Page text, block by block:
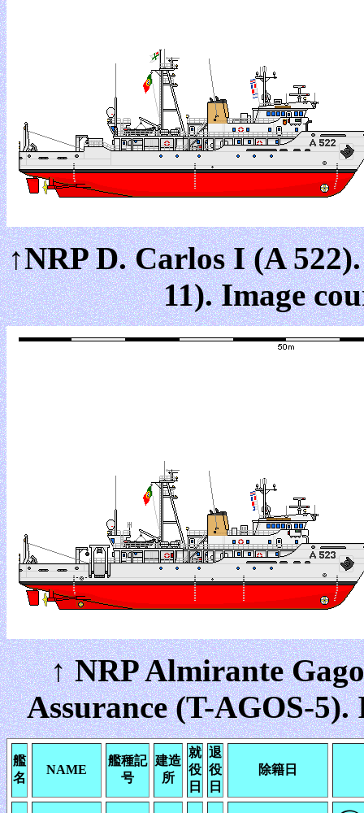
↑NRP D. Carlos I (A
11). Image
↑ NRP Almirante
Assurance (T-AGOS-
艦
名
NAME
艦種記
号
建造
所
就
役
日
退
役
日
除籍日